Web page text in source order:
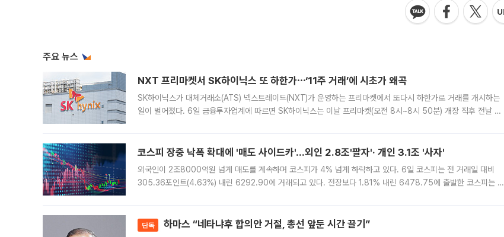
주요 뉴스
NXT 프리마켓서 SK하이닉스 또 하한가⋯‘11주 거래’에 시초가 왜곡
SK하이닉스가 대체거래소(ATS) 넥스트레이드(NXT)가 운영하는 프리마켓에서 또다시 하한가로 거래를 개시하는
일이 벌어졌다. 6일 금융투자업계에 따르면 SK하이닉스는 이날 프리마켓(오전 8시~8시 50분) 개장 직후 전날 정
코스피 장중 낙폭 확대에 '매도 사이드카'…외인 2.8조'팔자'· 개인 3.1조 '사자'
외국인이 2조8000억원 넘게 매도를 계속하며 코스피가 4% 넘게 하락하고 있다. 6일 코스피는 전 거래일 대비
305.36포인트(4.63%) 내린 6292.90에 거래되고 있다. 전장보다 1.81% 내린 6478.75에 출발한 코스피는 장
단독 하마스 “네타냐후 합의안 거절, 총선 앞둔 시간 끌기”